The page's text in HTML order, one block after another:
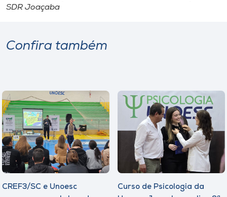
SDR Joaçaba
Confira também
CREF3/SC e Unoesc
Curso de Psicologia da